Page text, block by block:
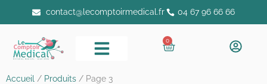
contact@lecomptoirmedical.fr 04 67 96 66 66
0
Accueil / Produits / Page 3